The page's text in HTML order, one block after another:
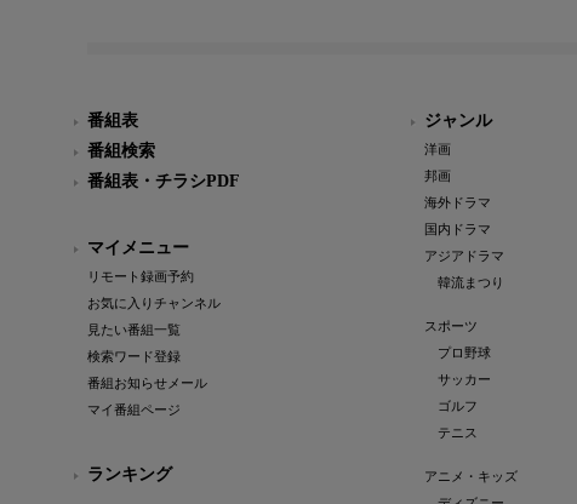
番組表
番組検索
番組表・チラシPDF
マイメニュー
リモート録画予約
お気に入りチャンネル
見たい番組一覧
検索ワード登録
番組お知らせメール
マイ番組ページ
ランキング
ジャンル
洋画
邦画
海外ドラマ
国内ドラマ
アジアドラマ
韓流まつり
スポーツ
プロ野球
サッカー
ゴルフ
テニス
アニメ・キッズ